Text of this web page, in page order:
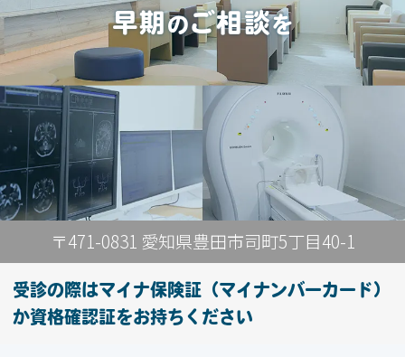
早期のご相談を
〒471-0831 愛知県豊田市司町5丁目40-1
受診の際はマイナ保険証（マイナンバーカード）
か資格確認証をお持ちください